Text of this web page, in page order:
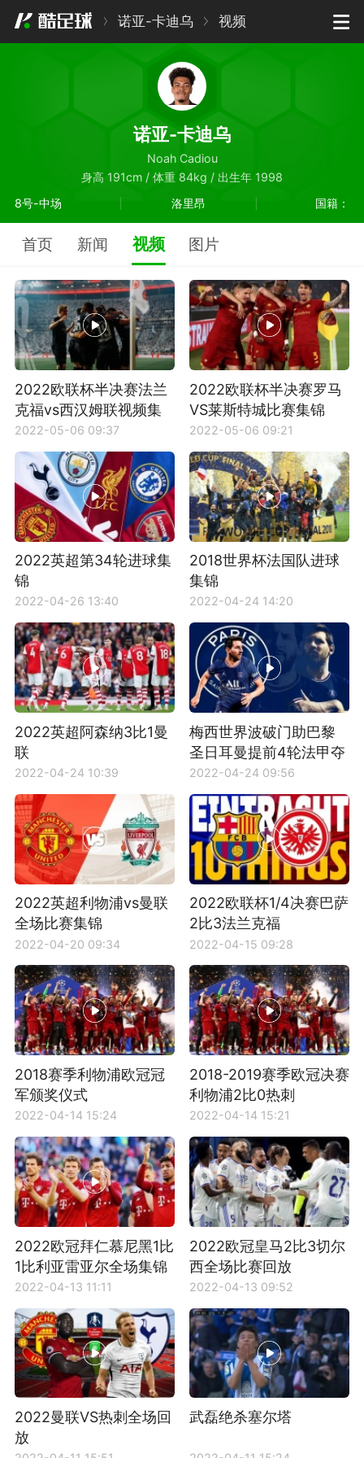
诺亚-卡迪乌 视频
诺亚-卡迪乌
Noah Cadiou
身高 191cm / 体重 84kg / 出生年 1998
8号-中场
洛里昂 国籍：
首页 新闻 视频 图片
2022欧联杯半决赛法兰
克福vs西汉姆联视频集
锦
2022-05-06 09:37
2022欧联杯半决赛罗马
VS莱斯特城比赛集锦
2022-05-06 09:21
2022英超第34轮进球集
锦
2022-04-26 13:40
2018世界杯法国队进球
集锦
2022-04-24 14:20
2022英超阿森纳3比1曼
联
2022-04-24 10:39
梅西世界波破门助巴黎
圣日耳曼提前4轮法甲夺
冠
2022-04-24 09:56
2022英超利物浦vs曼联
全场比赛集锦
2022-04-20 09:34
2022欧联杯1/4决赛巴萨
2比3法兰克福
2022-04-15 09:28
2018赛季利物浦欧冠冠
军颁奖仪式
2022-04-14 15:24
2018-2019赛季欧冠决赛
利物浦2比0热刺
2022-04-14 15:21
2022欧冠拜仁慕尼黑1比
1比利亚雷亚尔全场集锦
2022-04-13 11:11
2022欧冠皇马2比3切尔
西全场比赛回放
2022-04-13 09:52
2022曼联VS热刺全场回
放
武磊绝杀塞尔塔